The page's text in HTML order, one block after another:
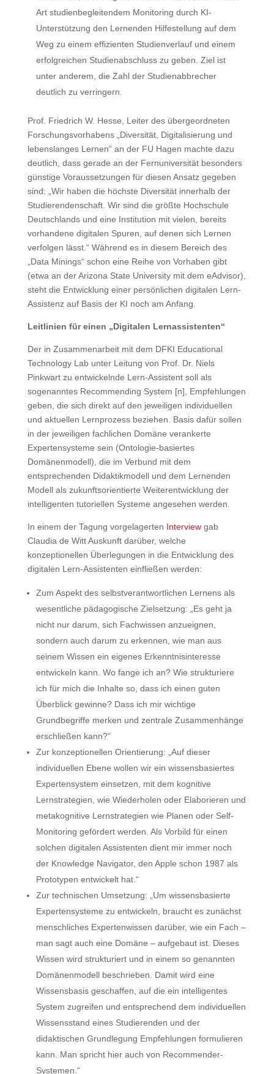
Art studienbegleitendem Monitoring durch KI-
Unterstützung den Lernenden Hilfestellung auf dem
Weg zu einem effizienten Studienverlauf und einem
erfolgreichen Studienabschluss zu geben. Ziel ist
unter anderem, die Zahl der Studienabbrecher
deutlich zu verringern.
Prof. Friedrich W. Hesse, Leiter des übergeordneten
Forschungsvorhabens „Diversität, Digitalisierung und
lebenslanges Lernen“ an der FU Hagen machte dazu
deutlich, dass gerade an der Fernuniversität besonders
günstige Voraussetzungen für diesen Ansatz gegeben
sind: „Wir haben die höchste Diversität innerhalb der
Studierendenschaft. Wir sind die größte Hochschule
Deutschlands und eine Institution mit vielen, bereits
vorhandene digitalen Spuren, auf denen sich Lernen
verfolgen lässt.“ Während es in diesem Bereich des
„Data Minings“ schon eine Reihe von Vorhaben gibt
(etwa an der Arizona State University mit dem eAdvisor),
steht die Entwicklung einer persönlichen digitalen Lern-
Assistenz auf Basis der KI noch am Anfang.
Leitlinien für einen „Digitalen Lernassistenten“
Der in Zusammenarbeit mit dem DFKI Educational
Technology Lab unter Leitung von Prof. Dr. Niels
Pinkwart zu entwickelnde Lern-Assistent soll als
sogenanntes Recommending System [n], Empfehlungen
geben, die sich direkt auf den jeweiligen individuellen
und aktuellen Lernprozess beziehen. Basis dafür sollen
in der jeweiligen fachlichen Domäne verankerte
Expertensysteme sein (Ontologie-basiertes
Domänenmodell), die im Verbund mit dem
entsprechenden Didaktikmodell und dem Lernenden
Modell als zukunftsorientierte Weiterentwicklung der
intelligenten tutoriellen Systeme angesehen werden.
In einem der Tagung vorgelagerten Interviewgab
Claudia de Witt Auskunft darüber, welche
konzeptionellen Überlegungen in die Entwicklung des
digitalen Lern-Assistenten einfließen werden:
Zum Aspekt des selbstverantwortlichen Lernens als
wesentliche pädagogische Zielsetzung: „Es geht ja
nicht nur darum, sich Fachwissen anzueignen,
sondern auch darum zu erkennen, wie man aus
seinem Wissen ein eigenes Erkenntnisinteresse
entwickeln kann. Wo fange ich an? Wie strukturiere
ich für mich die Inhalte so, dass ich einen guten
Überblick gewinne? Dass ich mir wichtige
Grundbegriffe merken und zentrale Zusammenhänge
erschließen kann?“
Zur konzeptionellen Orientierung: „Auf dieser
individuellen Ebene wollen wir ein wissensbasiertes
Expertensystem einsetzen, mit dem kognitive
Lernstrategien, wie Wiederholen oder Elaborieren und
metakognitive Lernstrategien wie Planen oder Self-
Monitoring gefördert werden. Als Vorbild für einen
solchen digitalen Assistenten dient mir immer noch
der Knowledge Navigator, den Apple schon 1987 als
Prototypen entwickelt hat.“
Zur technischen Umsetzung: „Um wissensbasierte
Expertensysteme zu entwickeln, braucht es zunächst
menschliches Expertenwissen darüber, wie ein Fach –
man sagt auch eine Domäne – aufgebaut ist. Dieses
Wissen wird strukturiert und in einem so genannten
Domänenmodell beschrieben. Damit wird eine
Wissensbasis geschaffen, auf die ein intelligentes
System zugreifen und entsprechend dem individuellen
Wissensstand eines Studierenden und der
didaktischen Grundlegung Empfehlungen formulieren
kann. Man spricht hier auch von Recommender-
Systemen.“